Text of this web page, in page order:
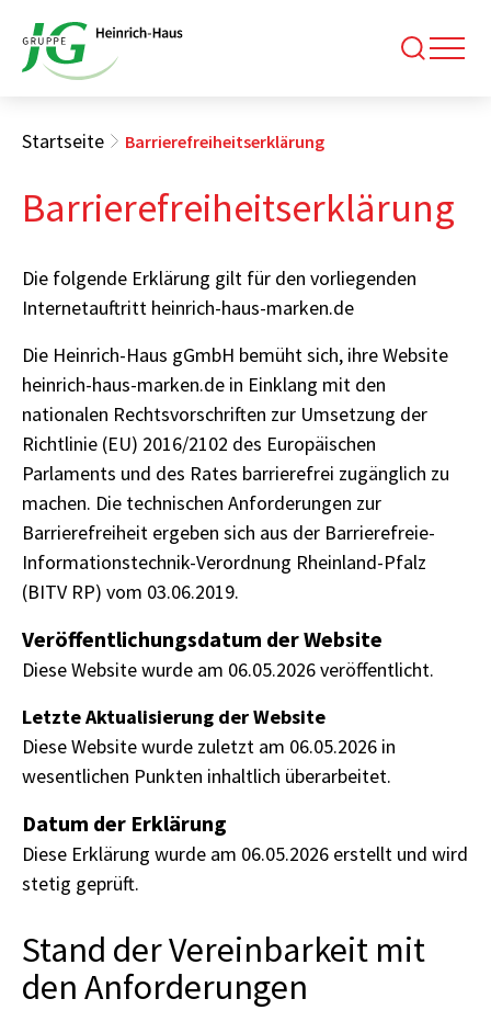
Startseite Barrierefreiheitserklärung
Barrierefreiheitserklärung
Die folgende Erklärung gilt für den vorliegenden
Internetauftritt heinrich-haus-marken.de
Die Heinrich-Haus gGmbH bemüht sich, ihre Website
heinrich-haus-marken.de in Einklang mit den
nationalen Rechtsvorschriften zur Umsetzung der
Richtlinie (EU) 2016/2102 des Europäischen
Parlaments und des Rates barrierefrei zugänglich zu
machen. Die technischen Anforderungen zur
Barrierefreiheit ergeben sich aus der Barrierefreie-
Informationstechnik-Verordnung Rheinland-Pfalz
(BITV RP) vom 03.06.2019.
Veröffentlichungsdatum der Website
Diese Website wurde am 06.05.2026 veröffentlicht.
Letzte Aktualisierung der Website
Diese Website wurde zuletzt am 06.05.2026 in
wesentlichen Punkten inhaltlich überarbeitet.
Datum der Erklärung
Diese Erklärung wurde am 06.05.2026 erstellt und wird
stetig geprüft.
Stand der Vereinbarkeit mit
den Anforderungen